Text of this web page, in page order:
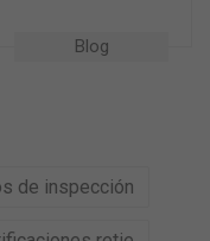
Blog
de inspección